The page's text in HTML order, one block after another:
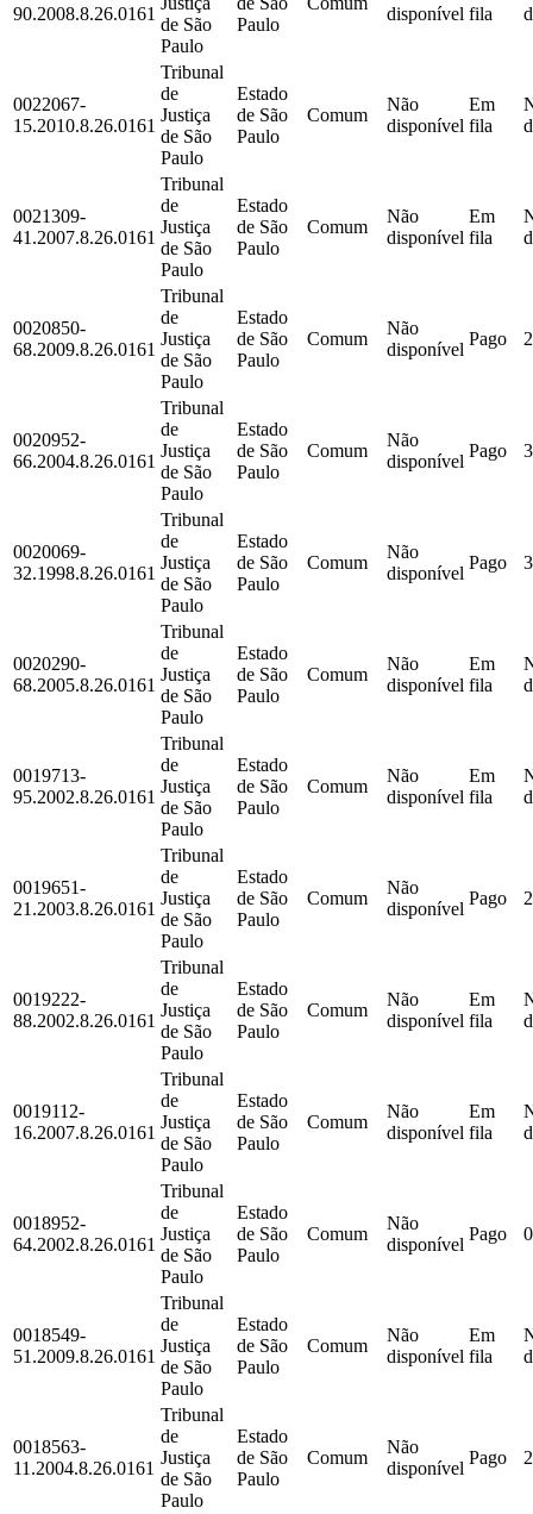
90.2008.8.26.0161
de São
Paulo
Paulo
disponível fila
0022067-
15.2010.8.26.0161
Tribunal
de
Justiça
de São
Paulo
Estado
de São
Paulo
Comum
Não
disponível
Em
fila
0021309-
41.2007.8.26.0161
Tribunal
de
Justiça
de São
Paulo
Estado
de São
Paulo
Comum
Não
disponível
Em
fila
0020850-
68.2009.8.26.0161
Tribunal
de
Justiça
de São
Paulo
Estado
de São
Paulo
Comum
Não
disponível
Pago
0020952-
66.2004.8.26.0161
Tribunal
de
Justiça
de São
Paulo
Estado
de São
Paulo
Comum
Não
disponível
Pago
0020069-
32.1998.8.26.0161
Tribunal
de
Justiça
de São
Paulo
Estado
de São
Paulo
Comum
Não
disponível
Pago
0020290-
68.2005.8.26.0161
Tribunal
de
Justiça
de São
Paulo
Estado
de São
Paulo
Comum
Não
disponível
Em
fila
0019713-
95.2002.8.26.0161
Tribunal
de
Justiça
de São
Paulo
Estado
de São
Paulo
Comum
Não
disponível
Em
fila
0019651-
21.2003.8.26.0161
Tribunal
de
Justiça
de São
Paulo
Estado
de São
Paulo
Comum
Não
disponível
Pago
0019222-
88.2002.8.26.0161
Tribunal
de
Justiça
de São
Paulo
Estado
de São
Paulo
Comum
Não
disponível
Em
fila
0019112-
16.2007.8.26.0161
Tribunal
de
Justiça
de São
Paulo
Estado
de São
Paulo
Comum
Não
disponível
Em
fila
0018952-
64.2002.8.26.0161
Tribunal
de
Justiça
de São
Paulo
Estado
de São
Paulo
Comum
Não
disponível
Pago
0018549-
51.2009.8.26.0161
Tribunal
de
Justiça
de São
Paulo
Estado
de São
Paulo
Comum
Não
disponível
Em
fila
0018563-
11.2004.8.26.0161
Tribunal
de
Justiça
de São
Paulo
Estado
de São
Paulo
Comum
Não
disponível
Pago